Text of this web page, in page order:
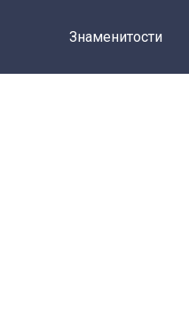
Знаменитости